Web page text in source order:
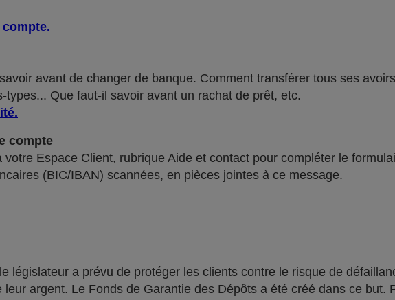
compte.
avant de changer de banque. Comment transférer tous ses
Que faut-il savoir avant un rachat de prêt, etc.
.
compte
Espace Client, rubrique Aide et contact pour compléter le
(BIC/IBAN) scannées, en pièces jointes à ce message.
législateur a prévu de protéger les clients contre le risque de
argent. Le Fonds de Garantie des Dépôts a été créé dans ce but.